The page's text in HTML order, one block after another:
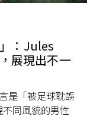
：Jules
展現出不一
是「被足球耽誤
同風貌的男性